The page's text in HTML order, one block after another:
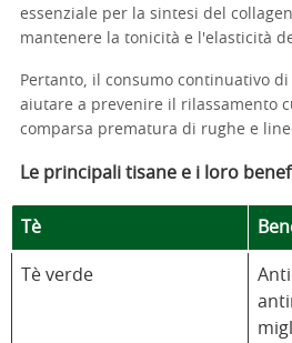
essenziale per la sintesi del
mantenere la tonicità e l'elasticità
Pertanto, il consumo continuativo
aiutare a prevenire il rilassamento
comparsa prematura di rughe e
Le principali tisane e i loro
Tè
Tè verde